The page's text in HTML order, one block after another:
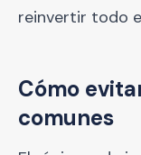
reinvertir todo
Cómo
comunes